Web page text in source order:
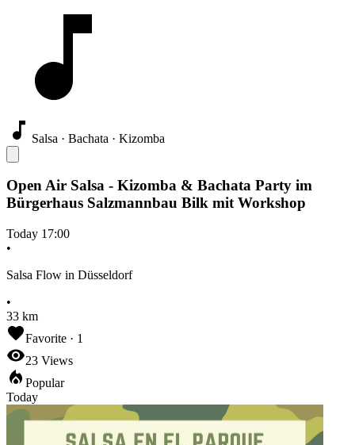
Salsa · Bachata · Kizomba
Open Air Salsa - Kizomba & Bachata Party im
Bürgerhaus Salzmannbau Bilk mit Workshop
Today 17:00
•
Salsa Flow in Düsseldorf
•
33 km
Favorite · 1
23 Views
Popular
Today